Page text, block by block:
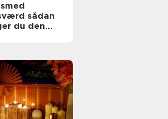
sådan
du den